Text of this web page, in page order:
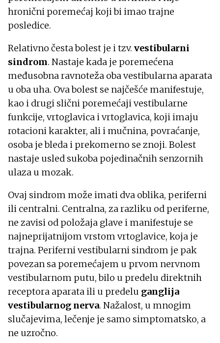
hronični poremećaj koji bi imao trajne
posledice.
Relativno česta bolest je i tzv. vestibularni
sindrom. Nastaje kada je poremećena
međusobna ravnoteža oba vestibularna aparata
u oba uha. Ova bolest se najčešće manifestuje,
kao i drugi slični poremećaji vestibularne
funkcije, vrtoglavica i vrtoglavica, koji imaju
rotacioni karakter, ali i mučnina, povraćanje,
osoba je bleda i prekomerno se znoji. Bolest
nastaje usled sukoba pojedinačnih senzornih
ulaza u mozak.
Ovaj sindrom može imati dva oblika, periferni
ili centralni. Centralna, za razliku od periferne,
ne zavisi od položaja glave i manifestuje se
najneprijatnijom vrstom vrtoglavice, koja je
trajna. Periferni vestibularni sindrom je pak
povezan sa poremećajem u prvom nervnom
vestibularnom putu, bilo u predelu direktnih
receptora aparata ili u predelu ganglija
vestibularnog nerva. Nažalost, u mnogim
slučajevima, lečenje je samo simptomatsko, a
ne uzročno.